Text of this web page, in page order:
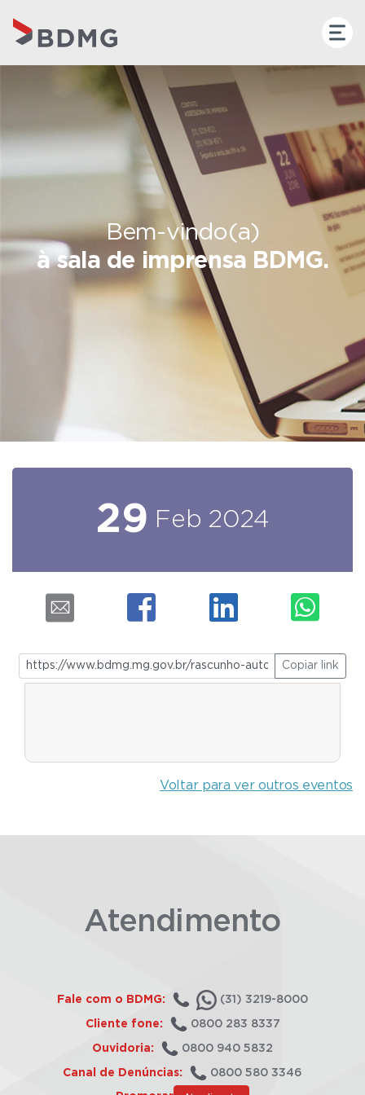
Bem-vindo(a)
à sala de imprensa BDMG.
29 Feb 2024
Copiar link
Voltar para ver outros eventos
Atendimento
Fale com o BDMG: (31) 3219-8000
Cliente fone: 0800 283 8337
Ouvidoria: 0800 940 5832
Canal de Denúncias: 0800 580 3346